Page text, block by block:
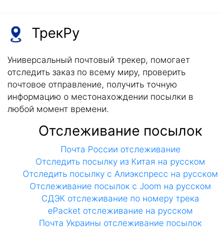
ТрекРу
Универсальный почтовый трекер, помогает
отследить заказ по всему миру, проверить
почтовое отправление, получить точную
информацию о местонахождении посылки в
любой момент времени.
Отслеживание посылок
Почта России отслеживание
Отследить посылку из Китая на русском
Отследить посылку с Алиэкспресс на русском
Отслеживание посылок с Joom на русском
СДЭК отслеживание по номеру трека
ePacket отслеживание на русском
Почта Украины отслеживание посылок